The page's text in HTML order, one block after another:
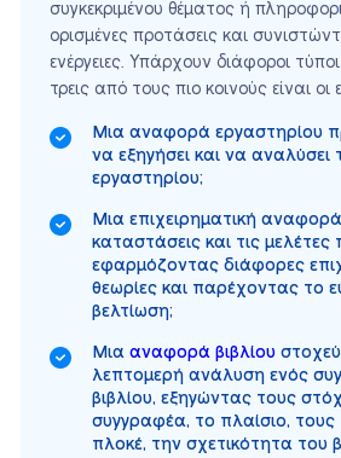
συγκεκριμένου θέματος ή
ορισμένες προτάσεις και
ενέργειες. Υπάρχουν διάφοροι
τρεις από τους πιο κοινούς είναι οι
Μια αναφορά εργαστηρίου
να εξηγήσει και να αναλύσει
εργαστηρίου;
Μια επιχειρηματική
καταστάσεις και τις
εφαρμόζοντας διάφορες
θεωρίες και παρέχοντας το
βελτίωση;
Μια αναφορά βιβλίου
λεπτομερή ανάλυση ενός
βιβλίου, εξηγώντας τους
συγγραφέα, το πλαίσιο,
πλοκέ, την σχετικότητα του